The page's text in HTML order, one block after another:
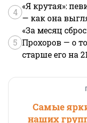
4
«Я крутая»:
— как она
5
«За месяц
Прохоров — о
старше его на
Самые
наших